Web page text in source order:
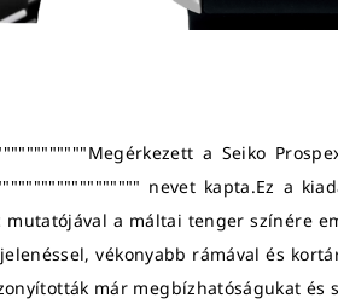
a Seiko
nevet kapta.Ez a
mutatójával a máltai tenger színére
vékonyabb rámával és
már megbízhatóságukat